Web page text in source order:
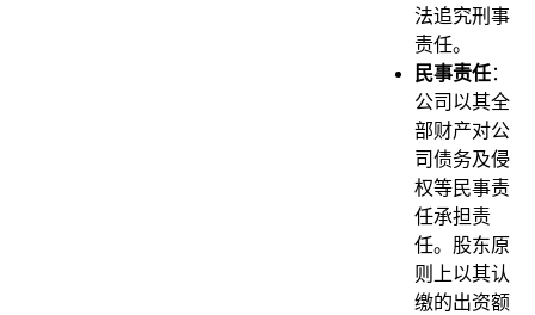
法追究刑事
责任。
民事责任：
公司以其全
部财产对公
司债务及侵
权等民事责
任承担责
任。股东原
则上以其认
缴的出资额